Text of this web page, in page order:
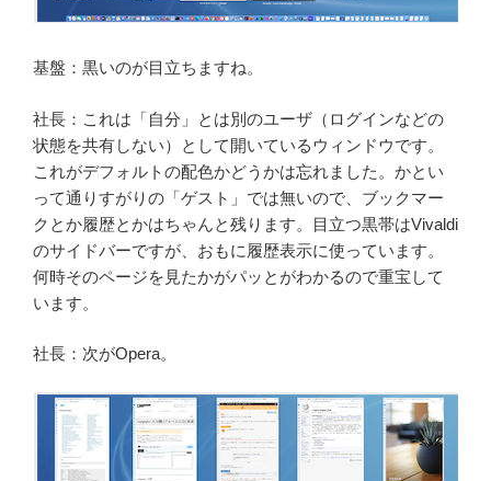
基盤：黒いのが目立ちますね。
社長：これは「自分」とは別のユーザ（ログインなどの
状態を共有しない）として開いているウィンドウです。
これがデフォルトの配色かどうかは忘れました。かとい
って通りすがりの「ゲスト」では無いので、ブックマー
クとか履歴とかはちゃんと残ります。目立つ黒帯はVivaldi
のサイドバーですが、おもに履歴表示に使っています。
何時そのページを見たかがパッとがわかるので重宝して
います。
社長：次がOpera。